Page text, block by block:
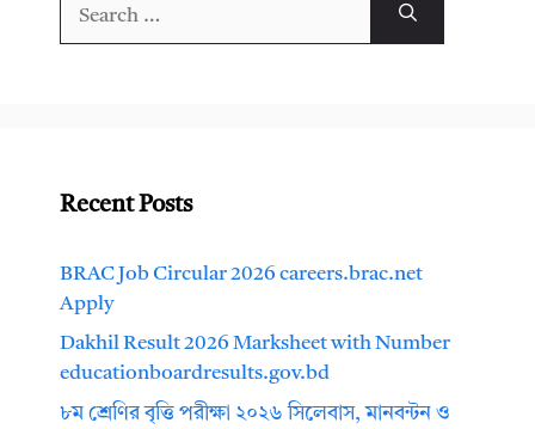
Recent Posts
BRAC Job Circular 2026 careers.brac.net
Apply
Dakhil Result 2026 Marksheet with Number
educationboardresults.gov.bd
৮ম শ্রেণির বৃত্তি পরীক্ষা ২০২৬ সিলেবাস, মানবন্টন ও